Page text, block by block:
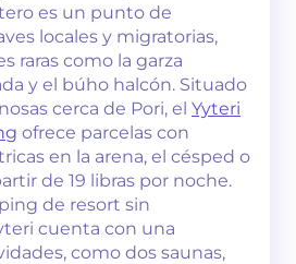
es un punto de
locales y migratorias,
raras como la garza
y el búho halcón. Situado
cerca de Pori, el Yyteri
ofrece parcelas con
en la arena, el césped o
de 19 libras por noche.
de resort sin
cuenta con una
como dos saunas,